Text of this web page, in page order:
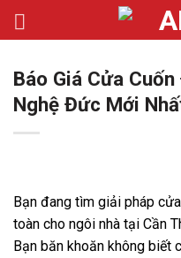
Bỏ
qua
dung
Báo Giá Cửa
Nghệ Đức Mới
Bạn đang tìm giải pháp
toàn cho ngôi nhà tại Cần
Bạn băn khoăn không biết